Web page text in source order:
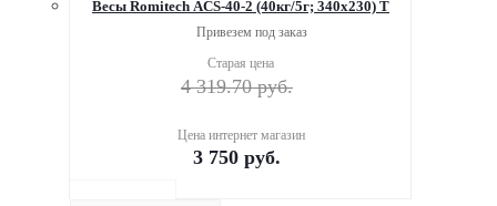
Весы Romitech ACS-40-2 (40кг/5г; 340х230) Т
Привезем под заказ
Старая цена
4 319.70руб.
Цена интернет магазин
3 750 руб.